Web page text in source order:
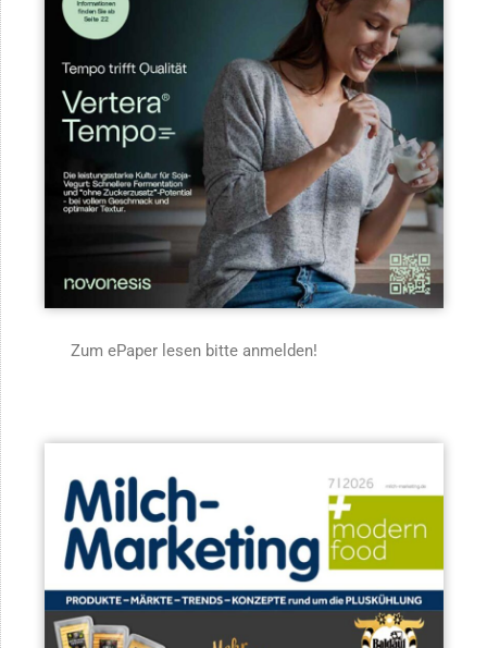
Zum ePaper lesen bitte anmelden!